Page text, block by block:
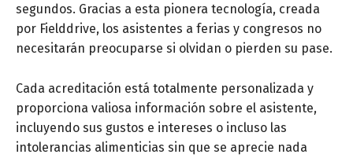
segundos. Gracias a esta pionera tecnología, creada
por Fielddrive, los asistentes a ferias y congresos no
necesitarán preocuparse si olvidan o pierden su pase.
Cada acreditación está totalmente personalizada y
proporciona valiosa información sobre el asistente,
incluyendo sus gustos e intereses o incluso las
intolerancias alimenticias sin que se aprecie nada